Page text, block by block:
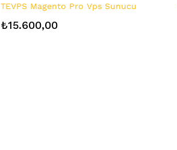
TEVPS Magento Pro Vps Sunucu
₺15.600,00